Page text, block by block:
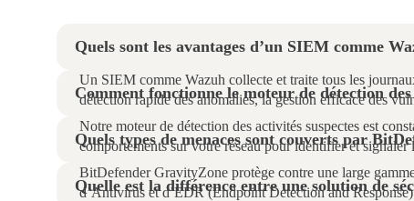
Quels sont les avantages d’un SIEM comme
Un SIEM comme Wazuh collecte et traite tous les
détection rapide des anomalies, la gestion efficace des
Comment fonctionne le moteur de détection des
Notre moteur de détection des activités suspectes est
comportements sur votre réseau pour identifier et
Quels types de menaces sont couverts par
BitDefender GravityZone protège contre une large
d’Antivirus et d’EDR (Endpoint Detection and
Quelle est la différence entre une solution de